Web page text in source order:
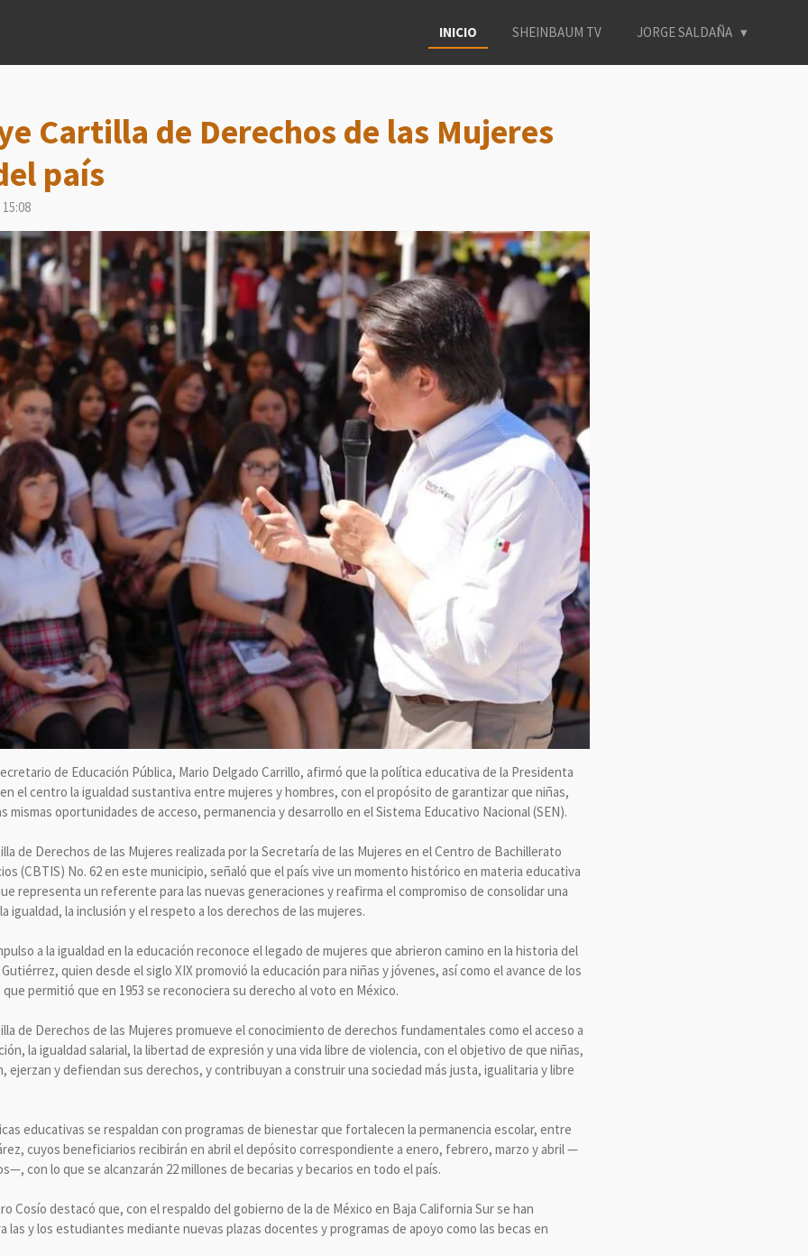
INICIO SHEINBAUM TV JORGE SALDAÑA
Cartilla de Derechos de las Mujeres
país
de Educación Pública, Mario Delgado Carrillo, afirmó que la política educativa de la Presidenta
el centro la igualdad sustantiva entre mujeres y hombres, con el propósito de garantizar que niñas,
mismas oportunidades de acceso, permanencia y desarrollo en el Sistema Educativo Nacional (SEN).
de Derechos de las Mujeres realizada por la Secretaría de las Mujeres en el Centro de Bachillerato
(CBTIS) No. 62 en este municipio, señaló que el país vive un momento histórico en materia educativa
representa un referente para las nuevas generaciones y reafirma el compromiso de consolidar una
igualdad, la inclusión y el respeto a los derechos de las mujeres.
a la igualdad en la educación reconoce el legado de mujeres que abrieron camino en la historia del
quien desde el siglo XIX promovió la educación para niñas y jóvenes, así como el avance de los
permitió que en 1953 se reconociera su derecho al voto en México.
de Derechos de las Mujeres promueve el conocimiento de derechos fundamentales como el acceso a
la igualdad salarial, la libertad de expresión y una vida libre de violencia, con el objetivo de que niñas,
ejerzan y defiendan sus derechos, y contribuyan a construir una sociedad más justa, igualitaria y libre
educativas se respaldan con programas de bienestar que fortalecen la permanencia escolar, entre
cuyos beneficiarios recibirán en abril el depósito correspondiente a enero, febrero, marzo y abril —
con lo que se alcanzarán 22 millones de becarias y becarios en todo el país.
Cosío destacó que, con el respaldo del gobierno de la de México en Baja California Sur se han
y los estudiantes mediante nuevas plazas docentes y programas de apoyo como las becas en